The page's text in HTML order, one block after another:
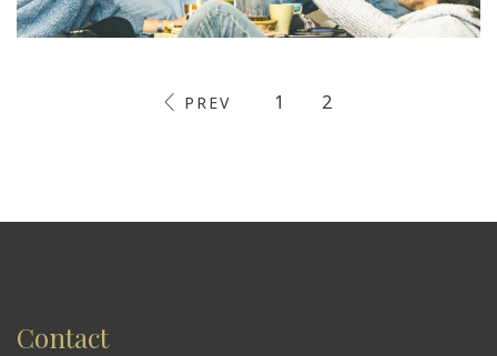
PREV 1 2
Contact